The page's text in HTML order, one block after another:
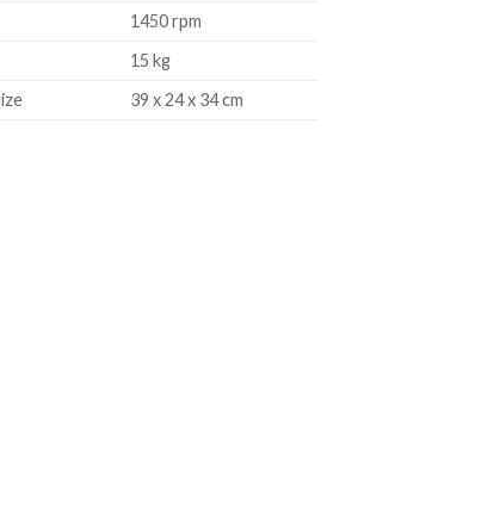
1450 rpm
15 kg
39 x 24 x 34 cm